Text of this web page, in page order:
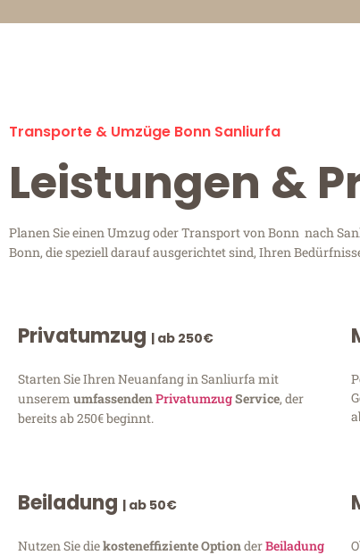
Transporte & Umzüge Bonn Sanliurfa
Leistungen &
Planen Sie einen Umzug oder Transport von Bonn nach
Bonn, die speziell darauf ausgerichtet sind, Ihren
Privatumzug | ab 250€
Starten Sie Ihren Neuanfang in Sanliurfa mit
unserem umfassendenPrivatumzugService, der
bereits ab 250€ beginnt.
Beiladung | ab 50€
Nutzen Sie diekosteneffiziente OptionderBeiladung